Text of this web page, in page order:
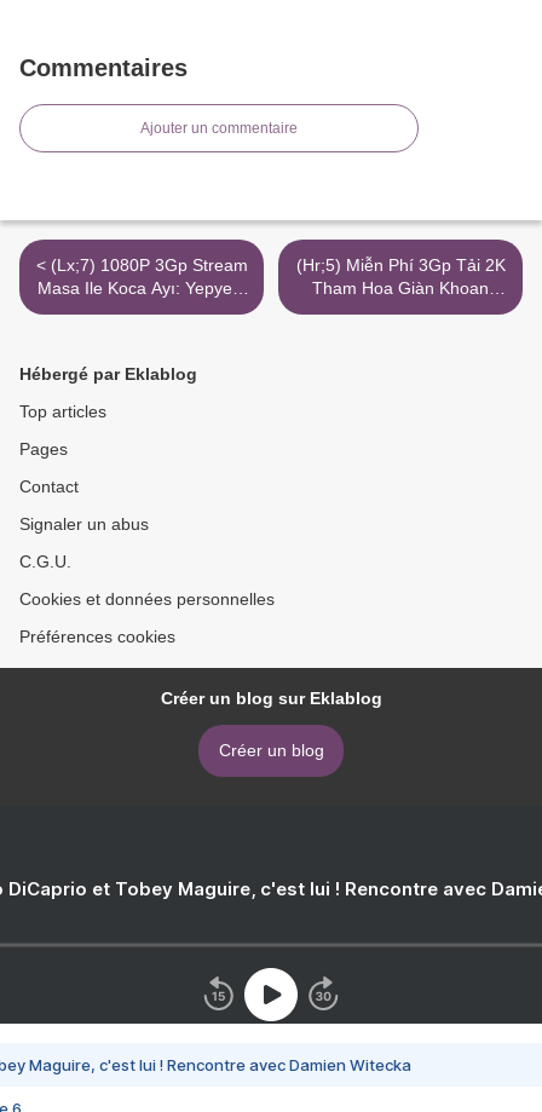
Commentaires
Ajouter un commentaire
< (Lx;7) 1080P 3Gp Stream
Masa Ile Koca Ayı: Yepyeni
Maceralar To Mobile Torrent
(Hr;5) Miễn Phí 3Gp Tải 2K
Tham Hoa Giàn Khoan
Phimmoi >
Hébergé par Eklablog
Top articles
Pages
Contact
Signaler un abus
C.G.U.
Cookies et données personnelles
Préférences cookies
Créer un blog sur Eklablog
Créer un blog
DiCaprio et Tobey Maguire, c'est lui ! Rencontre avec
Maguire, c'est lui ! Rencontre avec Damien Witecka